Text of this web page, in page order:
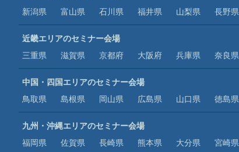
新潟県
富山県 石川県 福井県 山梨県 長野県
近畿エリアのセミナー会場
三重県
滋賀県 京都府 大阪府 兵庫県 奈良県
中国・四国エリアのセミナー会場
鳥取県
島根県 岡山県 広島県 山口県 徳島県
九州・沖縄エリアのセミナー会場
福岡県
佐賀県 長崎県 熊本県 大分県 宮崎県